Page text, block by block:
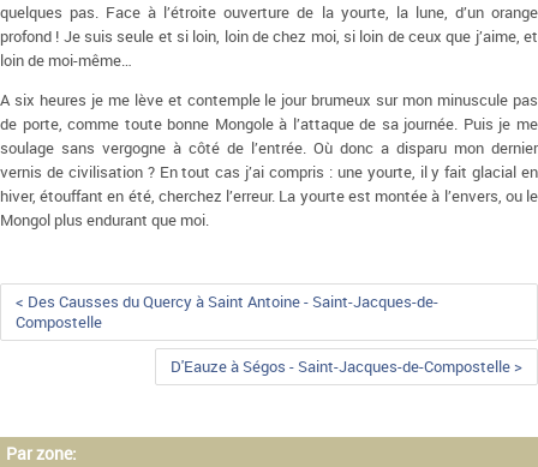
quelques pas. Face à l’étroite ouverture de la yourte, la lune, d’un orange
profond ! Je suis seule et si loin, loin de chez moi, si loin de ceux que j’aime, et
loin de moi-même…
A six heures je me lève et contemple le jour brumeux sur mon minuscule pas
de porte, comme toute bonne Mongole à l’attaque de sa journée. Puis je me
soulage sans vergogne à côté de l’entrée. Où donc a disparu mon dernier
vernis de civilisation ? En tout cas j’ai compris : une yourte, il y fait glacial en
hiver, étouffant en été, cherchez l’erreur. La yourte est montée à l’envers, ou le
Mongol plus endurant que moi.
< Des Causses du Quercy à Saint Antoine - Saint-Jacques-de-
Compostelle
D'Eauze à Ségos - Saint-Jacques-de-Compostelle >
Par zone: